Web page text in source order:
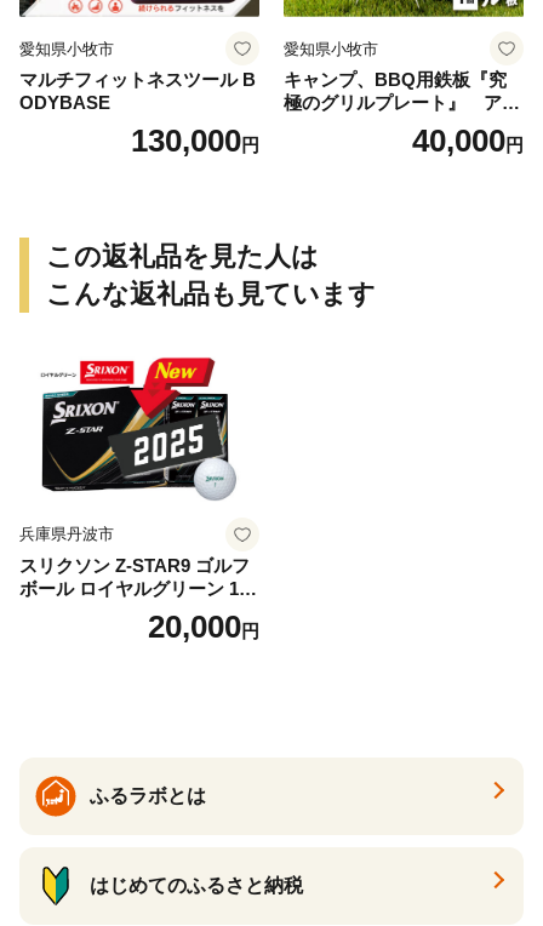
愛知県小牧市
マルチフィットネスツール B
ODYBASE
130,000円
愛知県小牧市
キャンプ、BBQ用鉄板『究
極のグリルプレート』 アウ
トドア用品 レジャー キャン
プ バーベキュー BBQ 鉄板
40,000円
この返礼品を見た人は
こんな返礼品も見ています
兵庫県丹波市
スリクソン Z-STAR9 ゴルフ
ボール ロイヤルグリーン 1ダ
ース 12球 兵庫県丹波市 ふる
20,000円
ふるラボとは
はじめてのふるさと納税